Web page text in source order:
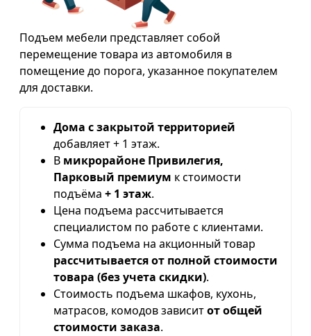
Подъем мебели представляет собой
перемещение товара из автомобиля в
помещение до порога, указанное покупателем
для доставки.
Дома с закрытой территорией
добавляет + 1 этаж.
В микрорайоне Привилегия,
Парковый премиум к стоимости
подъёма + 1 этаж.
Цена подъема рассчитывается
специалистом по работе с клиентами.
Сумма подъема на акционный товар
рассчитывается от полной стоимости
товара (без учета скидки).
Стоимость подъема шкафов, кухонь,
матрасов, комодов зависитот общей
стоимости заказа.